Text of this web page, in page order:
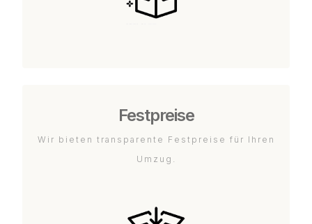
Festpreise
Wir bieten transparente Festpreise für Ihren
Umzug.